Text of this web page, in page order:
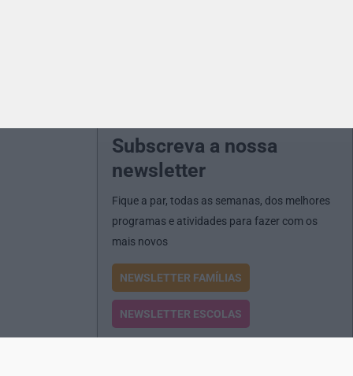
Subscreva a nossa
newsletter
Fique a par, todas as semanas, dos melhores
programas e atividades para fazer com os
mais novos
NEWSLETTER FAMÍLIAS
NEWSLETTER ESCOLAS